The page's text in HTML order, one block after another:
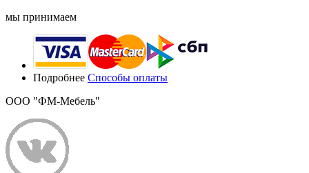
мы принимаем
Подробнее Способы оплаты
ООО "ФМ-Мебель"